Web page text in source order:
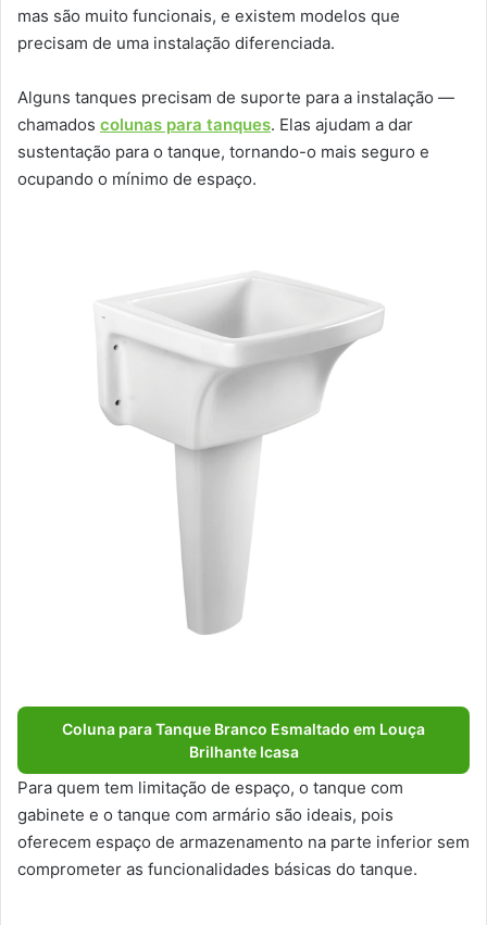
mas são muito funcionais, e existem modelos que
precisam de uma instalação diferenciada.
Alguns tanques precisam de suporte para a instalação —
chamados colunas para tanques. Elas ajudam a dar
sustentação para o tanque, tornando-o mais seguro e
ocupando o mínimo de espaço.
Coluna para Tanque Branco Esmaltado em Louça
Brilhante Icasa
Para quem tem limitação de espaço, o tanque com
gabinete e o tanque com armário são ideais, pois
oferecem espaço de armazenamento na parte inferior sem
comprometer as funcionalidades básicas do tanque.